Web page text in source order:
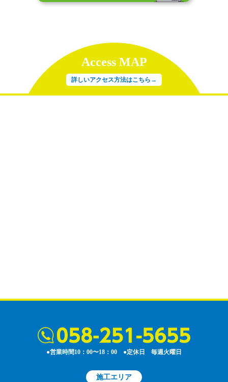
Access MAP
詳しいアクセス方法はこちら→
●営業時間10：00〜18：00 ●定休日 毎週火曜日
施工エリア